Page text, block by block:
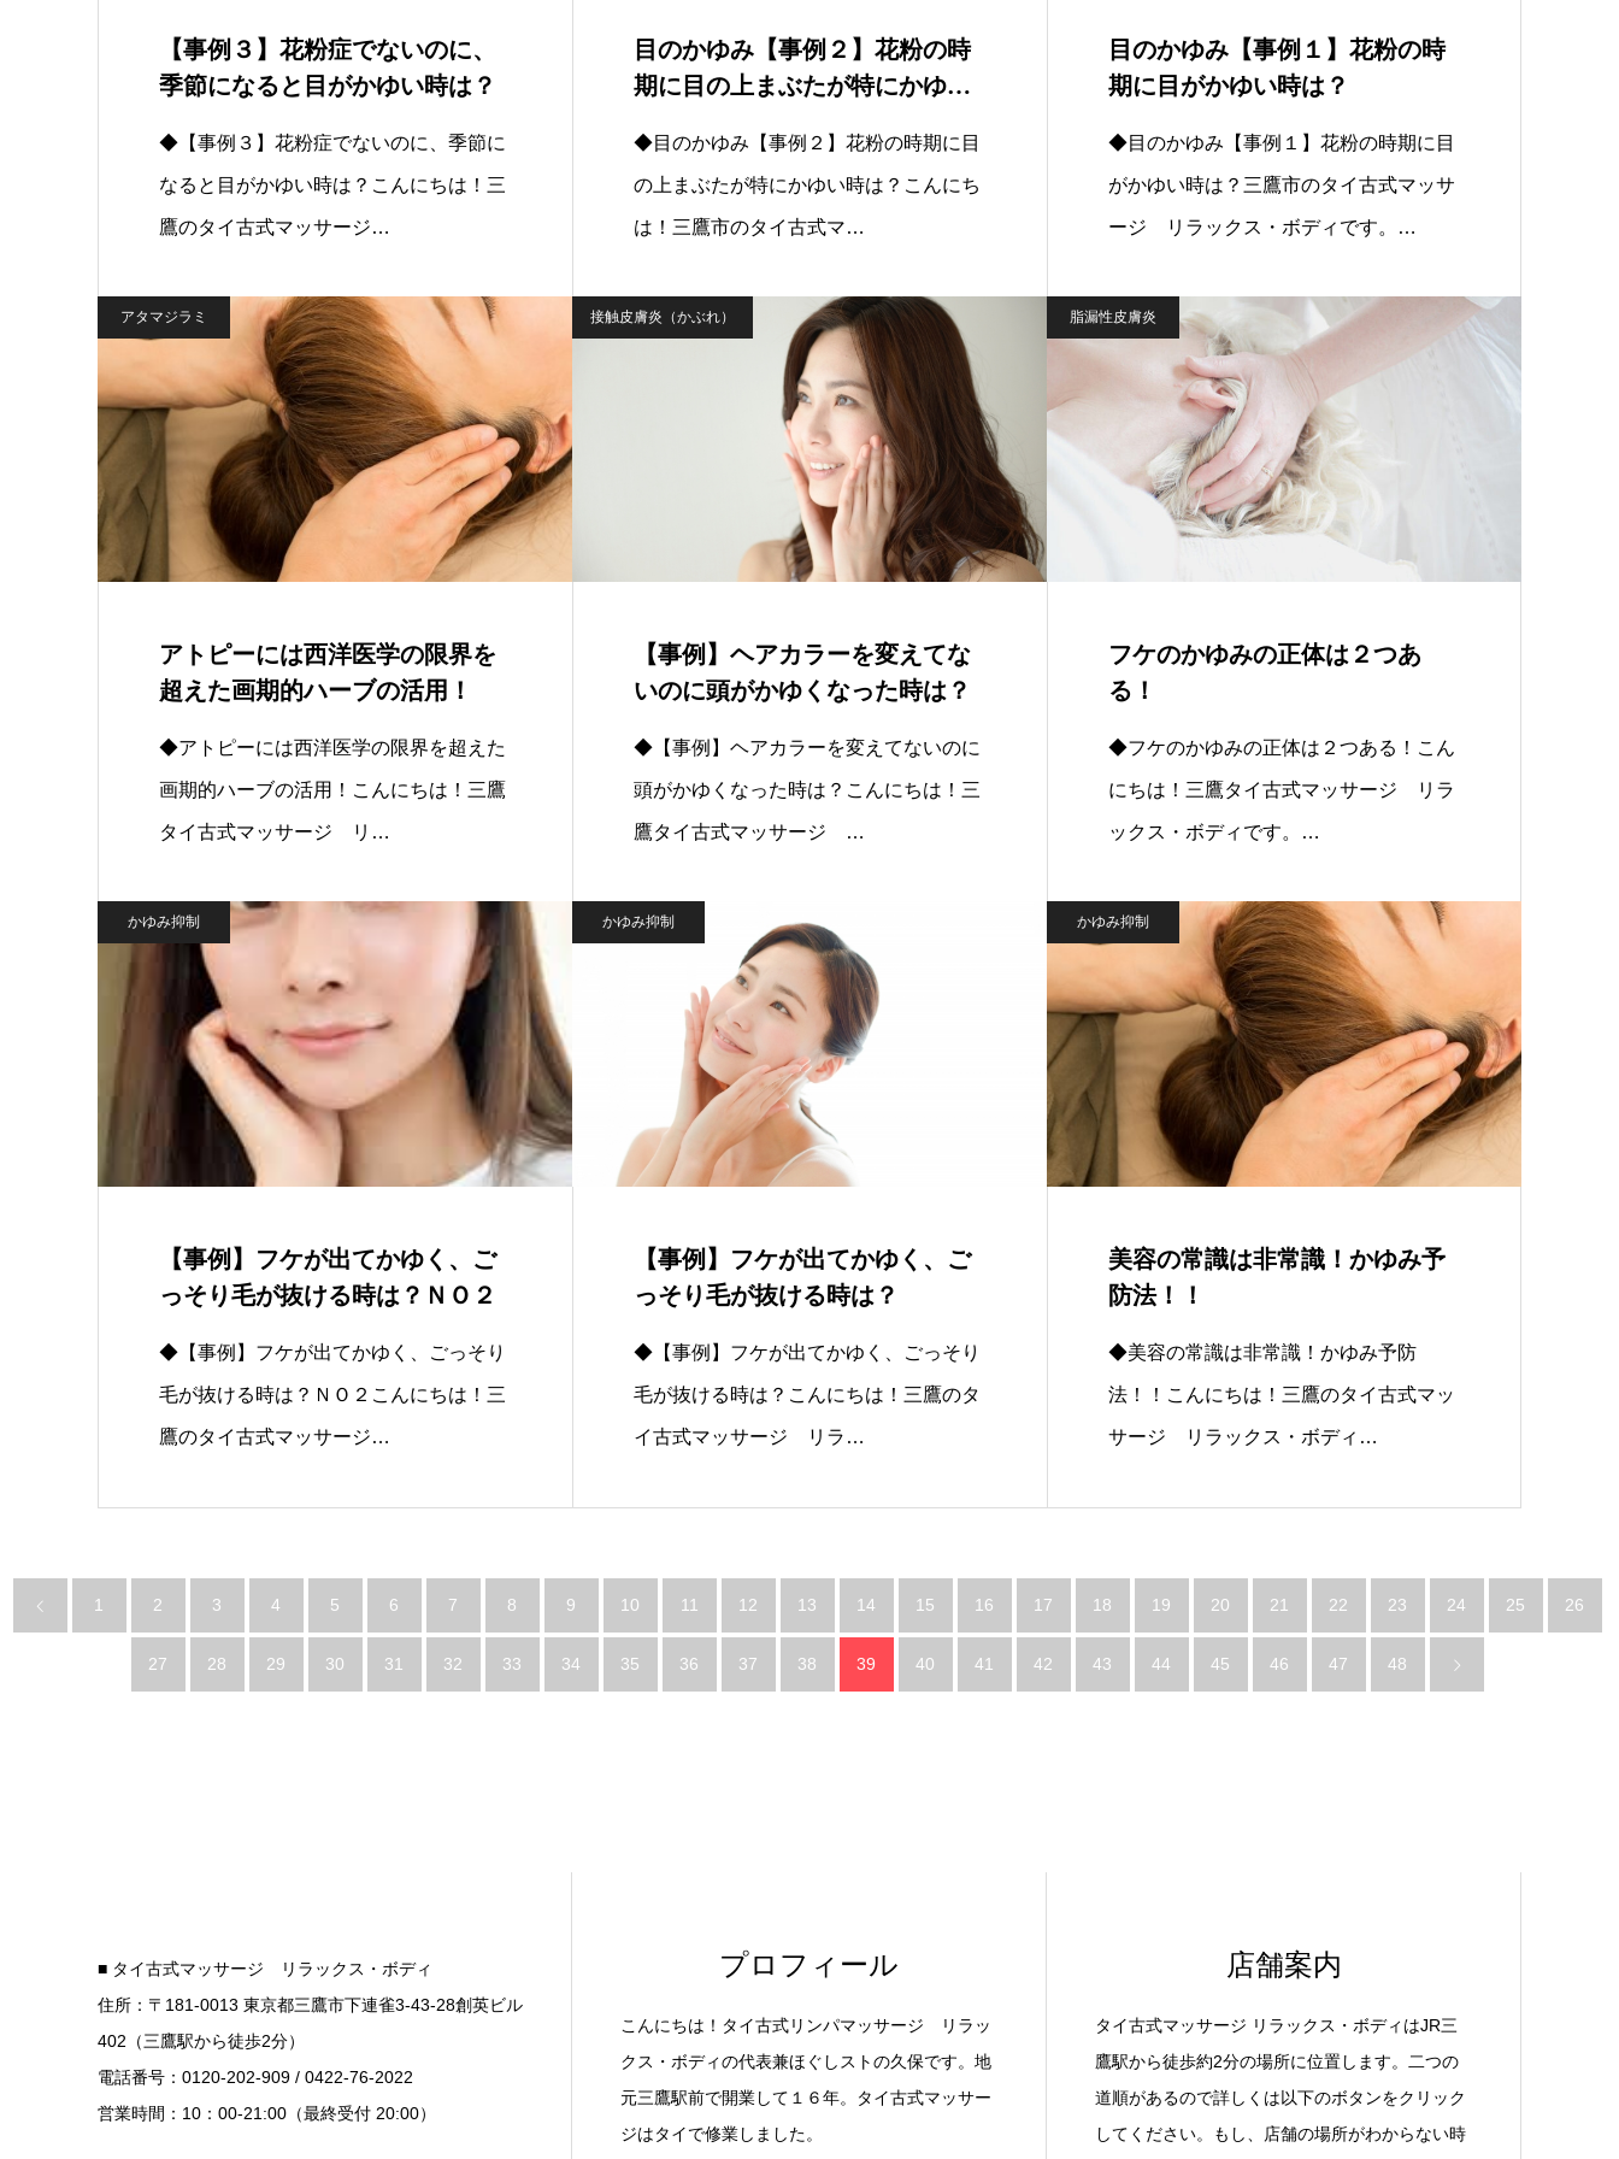
【事例３】花粉症でないのに、
季節になると目がかゆい時は？
◆【事例３】花粉症でないのに、季節に
なると目がかゆい時は？こんにちは！三
鷹のタイ古式マッサージ…
目のかゆみ【事例２】花粉の時
期に目の上まぶたが特にかゆい
◆目のかゆみ【事例２】花粉の時期に目
の上まぶたが特にかゆい時は？こんにち
は！三鷹市のタイ古式マ…
目のかゆみ【事例１】花粉の時
期に目がかゆい時は？
◆目のかゆみ【事例１】花粉の時期に目
がかゆい時は？三鷹市のタイ古式マッサ
ージ リラックス・ボディです。…
アタマジラミ
アトピーには西洋医学の限界を
超えた画期的ハーブの活用！
◆アトピーには西洋医学の限界を超えた
画期的ハーブの活用！こんにちは！三鷹
タイ古式マッサージ リ…
接触皮膚炎（かぶれ）
【事例】ヘアカラーを変えてな
いのに頭がかゆくなった時は？
◆【事例】ヘアカラーを変えてないのに
頭がかゆくなった時は？こんにちは！三
鷹タイ古式マッサージ …
脂漏性皮膚炎
フケのかゆみの正体は２つあ
る！
◆フケのかゆみの正体は２つある！こん
にちは！三鷹タイ古式マッサージ リラ
ックス・ボディです。…
かゆみ抑制
【事例】フケが出てかゆく、ご
っそり毛が抜ける時は？ＮＯ２
◆【事例】フケが出てかゆく、ごっそり
毛が抜ける時は？ＮＯ２こんにちは！三
鷹のタイ古式マッサージ…
かゆみ抑制
【事例】フケが出てかゆく、ご
っそり毛が抜ける時は？
◆【事例】フケが出てかゆく、ごっそり
毛が抜ける時は？こんにちは！三鷹のタ
イ古式マッサージ リラ…
かゆみ抑制
美容の常識は非常識！かゆみ予
防法！！
◆美容の常識は非常識！かゆみ予防
法！！こんにちは！三鷹のタイ古式マッ
サージ リラックス・ボディ…
1 2 3 4 5 6 7 8 9 10 11 12 13 14 15 16 17 18 19 20 21 22 23 24 25 26
27 28 29 30 31 32 33 34 35 36 37 38 39 40 41 42 43 44 45 46 47 48
■ タイ古式マッサージ リラックス・ボディ
住所：〒181-0013 東京都三鷹市下連雀3-43-28創英ビル
402（三鷹駅から徒歩2分）
電話番号：0120-202-909 / 0422-76-2022
営業時間：10：00-21:00（最終受付 20:00）
プロフィール
こんにちは！タイ古式リンパマッサージ リラッ
クス・ボディの代表兼ほぐしストの久保です。地
元三鷹駅前で開業して１６年。タイ古式マッサー
ジはタイで修業しました。
店舗案内
タイ古式マッサージ リラックス・ボディはJR三
鷹駅から徒歩約2分の場所に位置します。二つの
道順があるので詳しくは以下のボタンをクリック
してください。もし、店舗の場所がわからない時